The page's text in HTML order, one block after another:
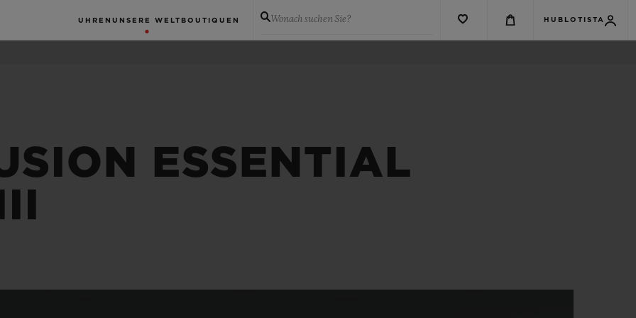
UHREN UNSERE WELT BOUTIQUEN Wonach suchen Sie? HUBLOTISTA
ESSENTIAL